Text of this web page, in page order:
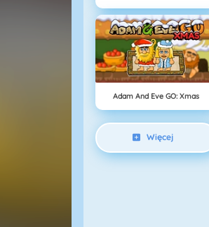
Adam And Eve GO: Xmas
Więcej